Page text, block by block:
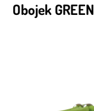
Obojek GREEN